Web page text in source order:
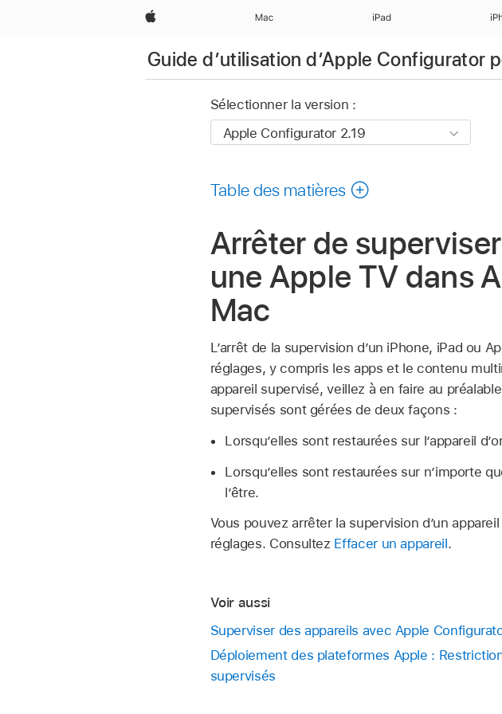
Apple Mac iPad
Guide d’utilisation d’Apple Configurator
Sélectionner la version :
Table des matières
Arrêter de
une Apple TV dans
Mac
L’arrêt de la supervision d’un iPhone, iPad ou
réglages, y compris les apps et le contenu
appareil supervisé, veillez à en faire au
supervisés sont gérées de deux façons :
Lorsqu’elles sont restaurées sur l’appareil
Lorsqu’elles sont restaurées sur n’importe
l’être.
Vous pouvez arrêter la supervision d’un
réglages. Consultez Effacer un appareil.
Voir aussi
Superviser des appareils avec Apple
Déploiement des plateformes Apple :
supervisés